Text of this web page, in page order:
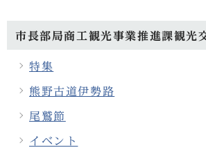
市長部局商工観光事業推進課観光
特集
熊野古道伊勢路
尾鷲節
イベント